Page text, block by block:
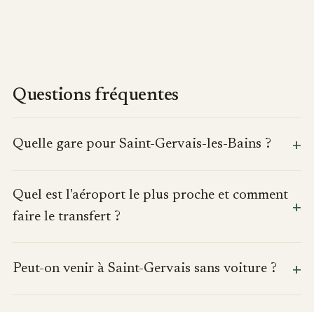
Questions fréquentes
Quelle gare pour Saint-Gervais-les-Bains ?
Quel est l'aéroport le plus proche et comment
faire le transfert ?
Peut-on venir à Saint-Gervais sans voiture ?